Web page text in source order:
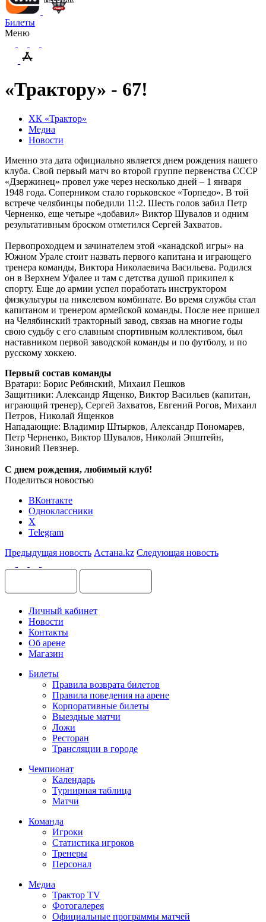
Билеты
Меню
«Трактору» - 67!
ХК «Трактор»
Медиа
Новости
Именно эта дата официально является днем рождения нашего
клуба. Свой первый матч во второй группе первенства СССР
«Дзержинец» провел уже через несколько дней – 1 января
1948 года. Соперником стало горьковское «Торпедо». В той
встрече челябинцы победили 11:2. Шесть голов забил Петр
Черненко, еще четыре «добавил» Виктор Шувалов и одним
результативным броском отметился Сергей Захватов.
Первопроходцем и зачинателем этой «канадской игры» на
Южном Урале стоит назвать первого капитана и играющего
тренера команды, Виктора Николаевича Васильева. Родился
он в Верхнем Уфалее и там с детства душой прикипел к
спорту. Еще до армии успел поработать инструктором
физкультуры на никелевом комбинате. Во время службы стал
капитаном и тренером армейской команды. После нее пришел
на Челябинский тракторный завод, связав на многие годы
свою судьбу с его славным спортивным коллективом, был
наставником первой заводской команды и по футболу, и по
русскому хоккею.
Первый состав команды
Вратари: Борис Ребянский, Михаил Пешков
Защитники: Александр Ященко, Виктор Васильев (капитан,
играющий тренер), Сергей Захватов, Евгений Рогов, Михаил
Петров, Николай Ященков
Нападающие: Владимир Штырков, Александр Пономарев,
Петр Черненко, Виктор Шувалов, Николай Эпштейн,
Зиновий Певзнер.
С днем рождения, любимый клуб!
Поделиться новостью
ВКонтакте
Одноклассники
X
Telegram
Предыдущая новость Астана.kz Следующая новость
Личный кабинет
Новости
Контакты
Об арене
Магазин
Билеты
Правила возврата билетов
Правила поведения на арене
Корпоративные билеты
Выездные матчи
Ложи
Ресторан
Трансляции в городе
Чемпионат
Календарь
Турнирная таблица
Матчи
Команда
Игроки
Статистика игроков
Тренеры
Персонал
Медиа
Трактор TV
Фотогалерея
Официальные программы матчей